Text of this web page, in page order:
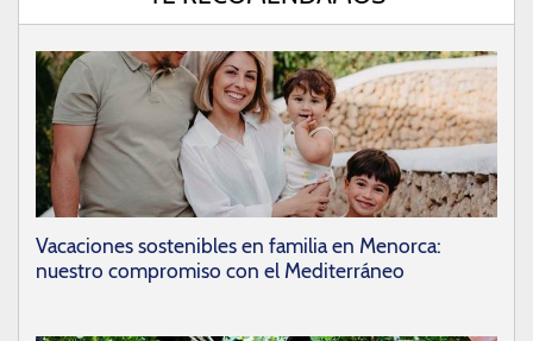
Vacaciones sostenibles en familia en Menorca:
nuestro compromiso con el Mediterráneo